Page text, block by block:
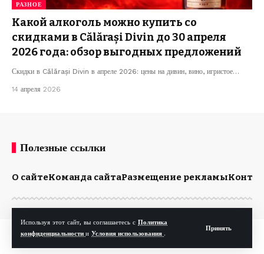
Используя этот сайт, вы соглашаетесь с Политика
конфиденциальности и Условия использования .
Принять
РАЗНОЕ
Какой алкоголь можно купить со
скидками в Călărași Divin до 30 апреля
2026 года: обзор выгодных предложений
Скидки в Călărași Divin в апреле 2026: цены на дивин, вино, игристое…
14 апреля 2026
Полезные ссылки
О сайтеКоманда сайтаРазмещение рекламы
© Kp.md. Все права защищены.